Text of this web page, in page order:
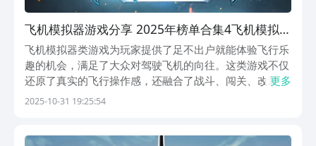
飞机模拟器游戏分享 2025年榜单合集4飞机模拟器
游戏before_2
飞机模拟器类游戏为玩家提供了足不出户就能体验飞行乐
趣的机会，满足了大众对驾驶飞机的向往。这类游戏不仅
还原了真实的飞行操作感，还融合了战斗、闯关、改装等
多种玩法，让玩家在虚拟世界中尽情享受空中翱翔的独特
更多
2025-10-31 19:25:54